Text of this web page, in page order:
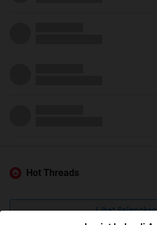
Hot Threads
Lihat